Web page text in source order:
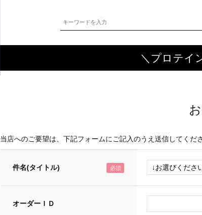
＼プロテイ
当店へのご要望は、下記フォームにご記入のうえ送信してくださ
件名(タイトル)
オーダーＩＤ